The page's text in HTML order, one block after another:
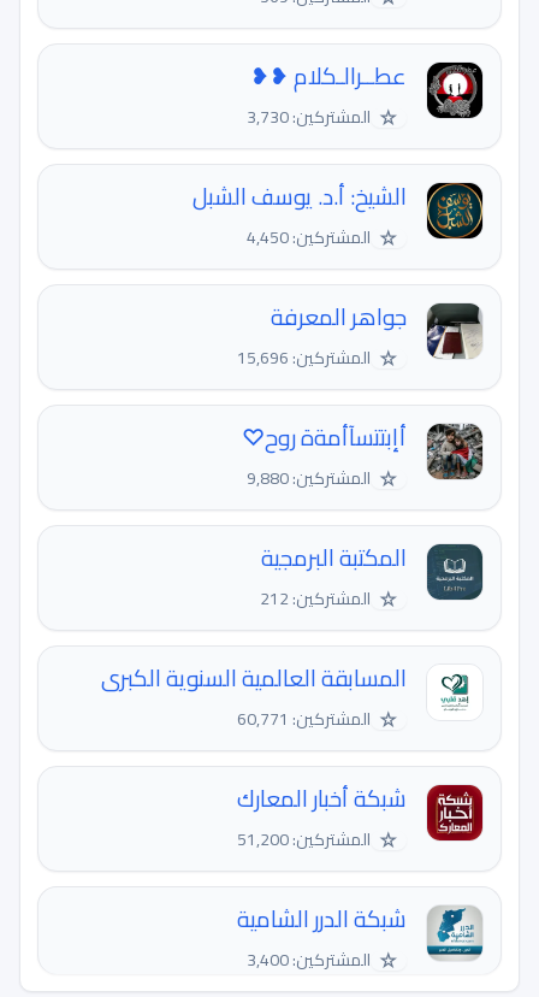
عطــرالـكلام ❥❥
☆ المشتركين: 3,730
الشيخ: أ.د. يوسف الشبل
☆ المشتركين: 4,450
جواهر المعرفة
☆ المشتركين: 15,696
أإبتتسآأمةة روح♡
☆ المشتركين: 9,880
المكتبة البرمجية
☆ المشتركين: 212
المسابقة العالمية السنوية الكبرى
☆ المشتركين: 60,771
شبكة أخبار المعارك
☆ المشتركين: 51,200
شبكة الدرر الشامية
☆ المشتركين: 3,400